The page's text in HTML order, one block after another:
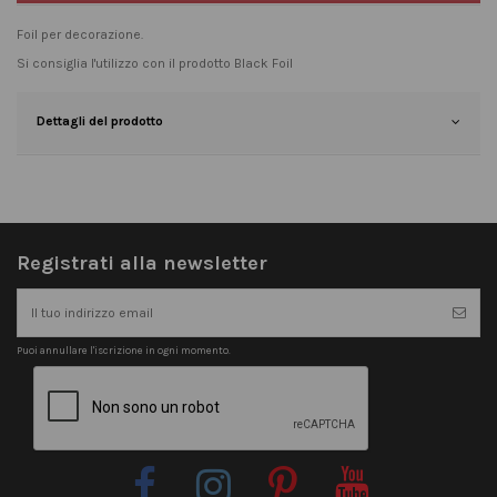
Foil per decorazione.
Si consiglia l'utilizzo con il prodotto Black Foil
Dettagli del prodotto
Registrati alla newsletter
Puoi annullare l'iscrizione in ogni momento.